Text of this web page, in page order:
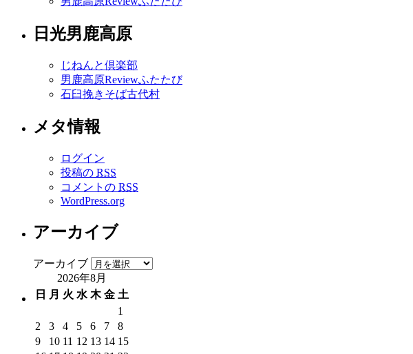
日光男鹿高原
じねんと倶楽部
男鹿高原Reviewふたたび
石臼挽きそば古代村
メタ情報
ログイン
投稿の RSS
コメントの RSS
WordPress.org
アーカイブ
アーカイブ
2026年8月
日
月 火 水 木 金 土
1
2
3 4 5 6 7
8
9
10 11 12 13 14 15